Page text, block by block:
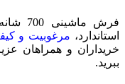
استاندارد، مرغوبیت و
خریداران و همراهان
ببرید.